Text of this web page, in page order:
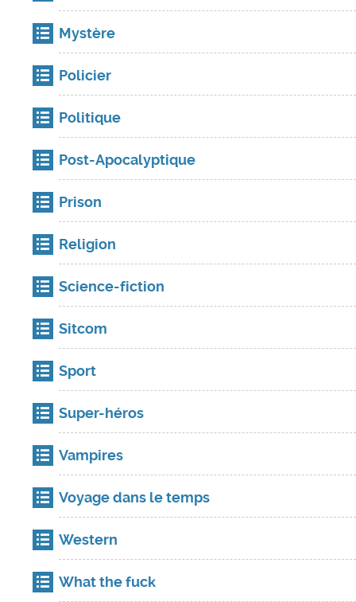
Mystère
Policier
Politique
Post-Apocalyptique
Prison
Religion
Science-fiction
Sitcom
Sport
Super-héros
Vampires
Voyage dans le temps
Western
What the fuck